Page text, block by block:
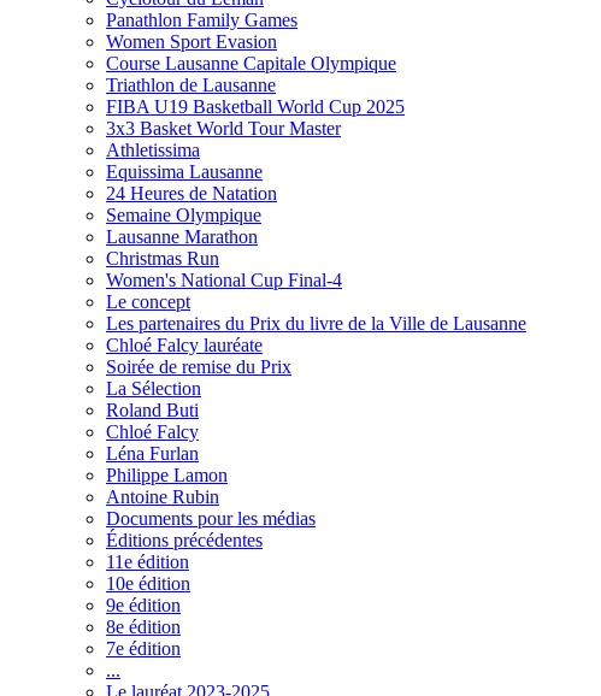
Panathlon Family Games
Women Sport Evasion
Course Lausanne Capitale Olympique
Triathlon de Lausanne
FIBA U19 Basketball World Cup 2025
3x3 Basket World Tour Master
Athletissima
Equissima Lausanne
24 Heures de Natation
Semaine Olympique
Lausanne Marathon
Christmas Run
Women's National Cup Final-4
Le concept
Les partenaires du Prix du livre de la Ville de Lausanne
Chloé Falcy lauréate
Soirée de remise du Prix
La Sélection
Roland Buti
Chloé Falcy
Léna Furlan
Philippe Lamon
Antoine Rubin
Documents pour les médias
Éditions précédentes
11e édition
10e édition
9e édition
8e édition
7e édition
...
Le lauréat 2023-2025